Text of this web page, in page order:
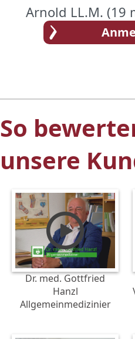
Arnold LL.M. (19
So
unsere
Dr. med. Gottfried
Hanzl
Allgemeinmedizinier